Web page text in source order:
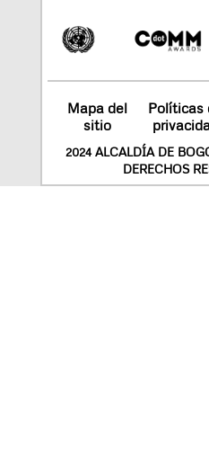
Mapa del
sitio
Políticas
2024 ALCALDÍA DE
DERECHOS